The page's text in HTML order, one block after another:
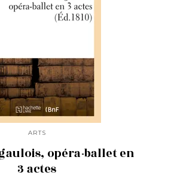
ARTS
opéra-ballet en
3 actes